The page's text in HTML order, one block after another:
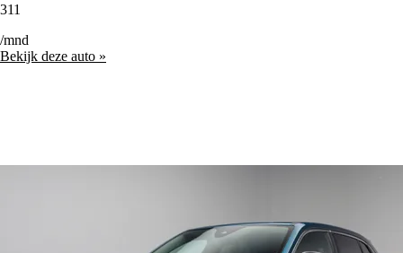
311
/mnd
Bekijk deze auto »